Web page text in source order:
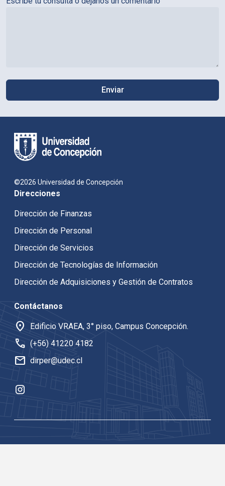
Direcciones
Dirección de Finanzas
Dirección de Personal
Dirección de Servicios
Dirección de Tecnologías de Información
Dirección de Adquisiciones y Gestión de Contratos
Contáctanos
location_on Edificio VRAEA, 3° piso, Campus Concepción.
call (+56) 41220 4182
mail dirper@udec.cl
©2026 Universidad de Concepción